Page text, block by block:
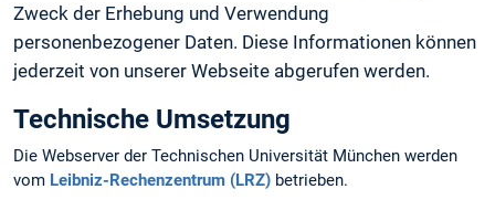
Zweck der Erhebung und Verwendung
personenbezogener Daten. Diese Informationen können
jederzeit von unserer Webseite abgerufen werden.
Technische Umsetzung
Die Webserver der Technischen Universität München werden
vom Leibniz-Rechenzentrum (LRZ) betrieben.